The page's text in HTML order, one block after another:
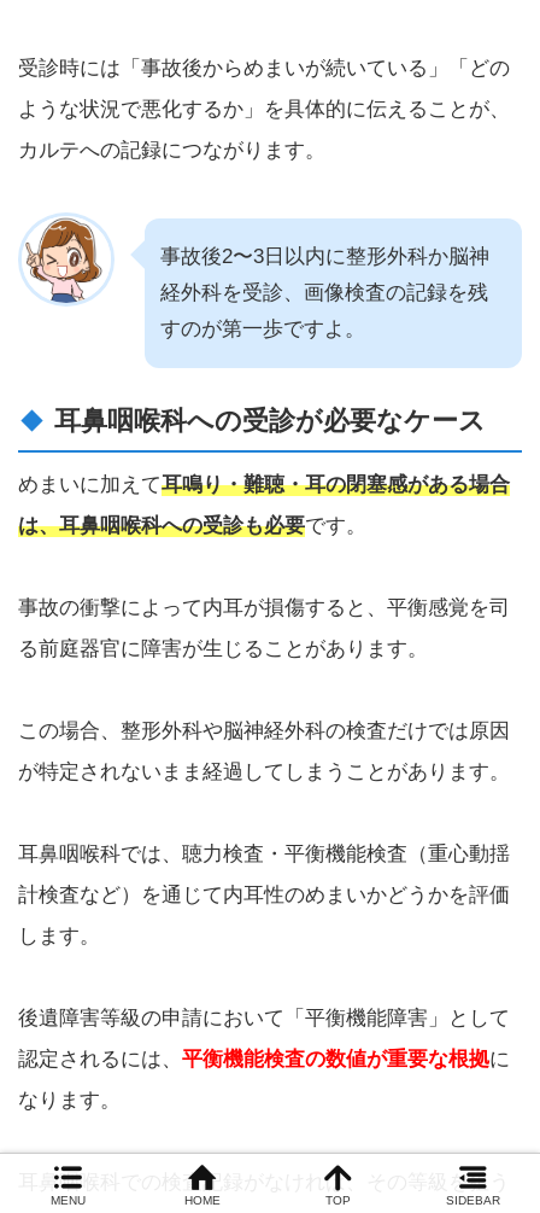
受診時には「事故後からめまいが続いている」「どの
ような状況で悪化するか」を具体的に伝えることが、
カルテへの記録につながります。
事故後2〜3日以内に整形外科か脳神
経外科を受診、画像検査の記録を残
すのが第一歩ですよ。
耳鼻咽喉科への受診が必要なケース
めまいに加えて耳鳴り・難聴・耳の閉塞感がある場合
は、耳鼻咽喉科への受診も必要です。
事故の衝撃によって内耳が損傷すると、平衡感覚を司
る前庭器官に障害が生じることがあります。
この場合、整形外科や脳神経外科の検査だけでは原因
が特定されないまま経過してしまうことがあります。
耳鼻咽喉科では、聴力検査・平衡機能検査（重心動揺
計検査など）を通じて内耳性のめまいかどうかを評価
します。
後遺障害等級の申請において「平衡機能障害」として
認定されるには、 平衡機能検査の数値が重要な根拠に
なります。
耳鼻咽喉科での検査記録がなければ、その等級を狙う
MENU HOME TOP SIDEBAR